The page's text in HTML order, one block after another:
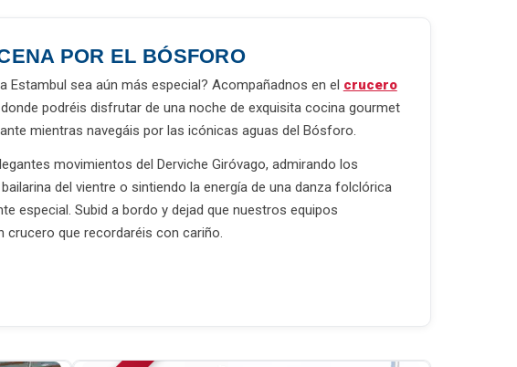
POR EL BÓSFORO
Estambul sea aún más especial? Acompañadnos en el crucero
podréis disfrutar de una noche de exquisita cocina gourmet
mientras navegáis por las icónicas aguas del Bósforo.
movimientos del Derviche Giróvago, admirando los
del vientre o sintiendo la energía de una danza folclórica
especial. Subid a bordo y dejad que nuestros equipos
crucero que recordaréis con cariño.